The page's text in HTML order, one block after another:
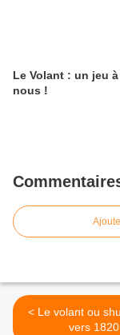
Le Volant : un jeu
nous !
< Le volant ou shuttlecock
vers 1820